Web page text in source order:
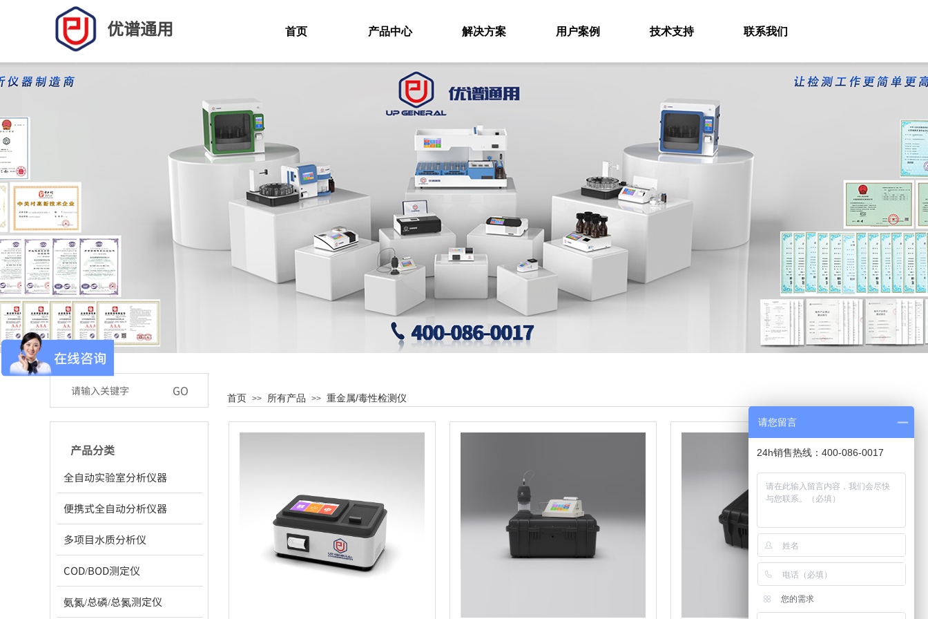
产品中心
致力于推动分析检测工作智能化、自动化和安全化的高新技术企业
GO 首页 >> 所有产品 >> 重金属/毒性检测仪
产品分类
全自动实验室分析仪器
便携式全自动分析仪器
多项目水质分析仪
COD/BOD测定仪
氨氮/总磷/总氮测定仪
优谱通用 首页 产品中心 解决方案 用户案例 技术支持 联系我们
请您留言
24h销售热线：400-086-0017
您的需求